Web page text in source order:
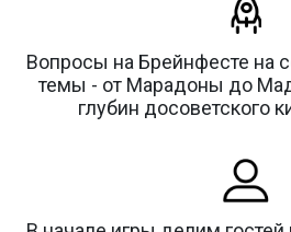
Вопросы на Брейнфесте на
темы - от Марадоны до
глубин досоветского